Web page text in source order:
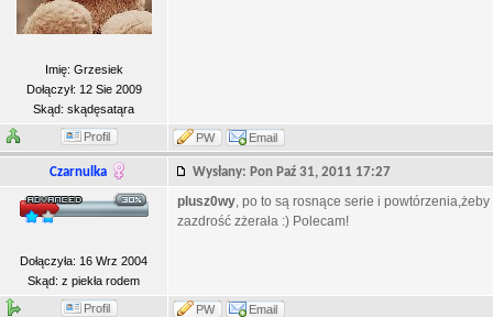
Imię: Grzesiek
Dołączył: 12 Sie 2009
Skąd: skądęsatąra
Profil PW Email
Czarnulka Wysłany: Pon Paź 31, 2011 17:27
Dołączyła: 16 Wrz 2004
Skąd: z piekła rodem
plusz0wy, po to są rosnące serie i
zazdrość zżerała :) Polecam!
Profil PW Email